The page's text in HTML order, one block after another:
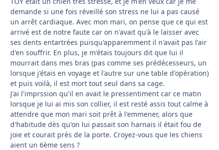
demande si une fois réveillé son stress ne lui a pas causé
un arrêt cardiaque. Avec mon mari, on pense que ce qui est
arrivé est de notre faute car on n'avait qu'à le laisser avec
ses dents entartrées puisqu'apparemment il n'avait pas l'air
d'en souffrir. En plus, je m'étais toujours dit que lui il
mourrait dans mes bras (pas comme ses prédécesseurs, un
lorsque j'étais en voyage et l'autre sur une table d'opération)
et puis voilà, il est mort tout seul dans sa cage.
J'ai l'imprssion qu'il en avait le pressentiment car ce matin
lorsque je lui ai mis son collier, il est resté assis tout calme à
attendre que mon mari soit prêt à l'emmener, alors que
d'habitude dès qu'on lui passait son harnais il était fou de
joie et courait près de la porte. Croyez-vous que les chiens
aient un 6ème sens ?